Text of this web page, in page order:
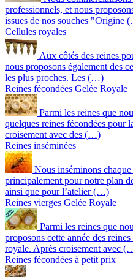
professionnels, et nous
issues de nos souches "Origine
Cellules royales
Aux côtés des reines
nous proposons également des
les plus proches. Les (…)
Reines fécondées Gelée Royale
Parmi les reines que
quelques reines fécondées pour
croisement avec des (…)
Reines inséminées
Nous inséminons
principalement pour notre plan
ainsi que pour l’atelier (…)
Reines vierges Gelée Royale
Parmi les reines que
proposons cette année des
royale. Après croisement avec
Reines fécondées à petit prix